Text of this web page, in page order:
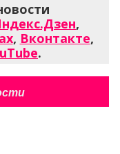
,
, Вконтакте,
.